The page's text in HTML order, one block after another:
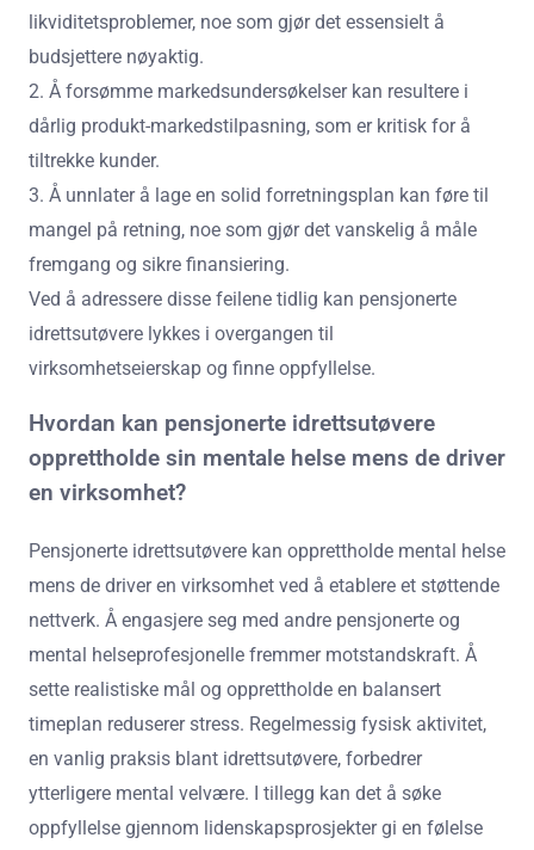
likviditetsproblemer, noe som gjør det essensielt å
budsjettere nøyaktig.
2. Å forsømme markedsundersøkelser kan resultere i
dårlig produkt-markedstilpasning, som er kritisk for å
tiltrekke kunder.
3. Å unnlater å lage en solid forretningsplan kan føre til
mangel på retning, noe som gjør det vanskelig å måle
fremgang og sikre finansiering.
Ved å adressere disse feilene tidlig kan pensjonerte
idrettsutøvere lykkes i overgangen til
virksomhetseierskap og finne oppfyllelse.
Hvordan kan pensjonerte idrettsutøvere
opprettholde sin mentale helse mens de driver
en virksomhet?
Pensjonerte idrettsutøvere kan opprettholde mental helse
mens de driver en virksomhet ved å etablere et støttende
nettverk. Å engasjere seg med andre pensjonerte og
mental helseprofesjonelle fremmer motstandskraft. Å
sette realistiske mål og opprettholde en balansert
timeplan reduserer stress. Regelmessig fysisk aktivitet,
en vanlig praksis blant idrettsutøvere, forbedrer
ytterligere mental velvære. I tillegg kan det å søke
oppfyllelse gjennom lidenskapsprosjekter gi en følelse